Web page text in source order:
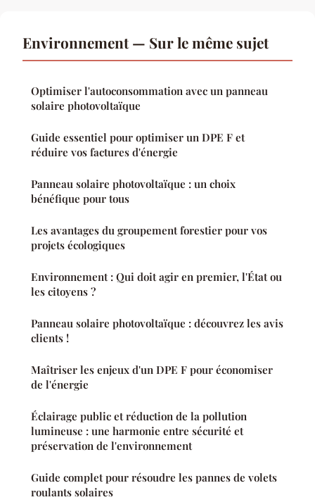
Environnement — Sur le même sujet
Optimiser l'autoconsommation avec un panneau
solaire photovoltaïque
Guide essentiel pour optimiser un DPE F et
réduire vos factures d'énergie
Panneau solaire photovoltaïque : un choix
bénéfique pour tous
Les avantages du groupement forestier pour vos
projets écologiques
Environnement : Qui doit agir en premier, l'État ou
les citoyens ?
Panneau solaire photovoltaïque : découvrez les avis
clients !
Maîtriser les enjeux d'un DPE F pour économiser
de l'énergie
Éclairage public et réduction de la pollution
lumineuse : une harmonie entre sécurité et
préservation de l'environnement
Guide complet pour résoudre les pannes de volets
roulants solaires